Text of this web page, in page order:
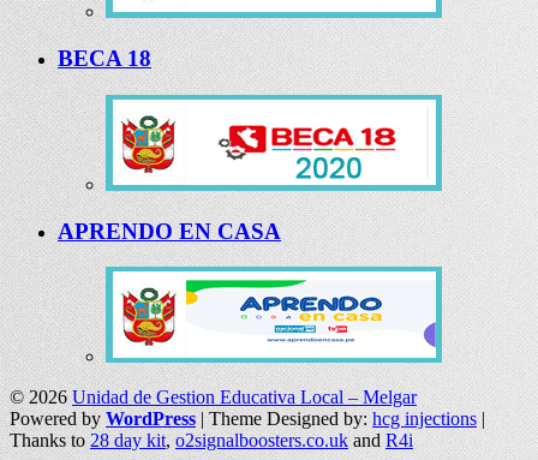
BECA 18
APRENDO EN CASA
© 2026Unidad de Gestion Educativa Local – Melgar
Powered byWordPress| Theme Designed by:hcg injections |
Thanks to 28 day kit,o2signalboosters.co.ukand R4i